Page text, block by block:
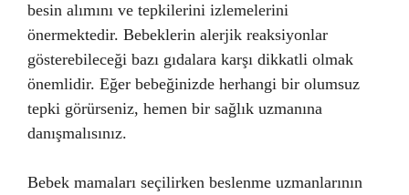
besin alımını ve tepkilerini izlemelerini
önermektedir. Bebeklerin alerjik reaksiyonlar
gösterebileceği bazı gıdalara karşı dikkatli olmak
önemlidir. Eğer bebeğinizde herhangi bir olumsuz
tepki görürseniz, hemen bir sağlık uzmanına
danışmalısınız.
Bebek mamaları seçilirken beslenme uzmanlarının